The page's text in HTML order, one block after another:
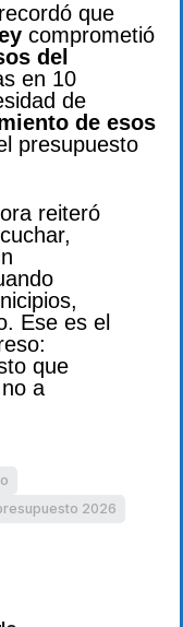
que
comprometió
del
en 10
de
de esos
presupuesto
reiteró
Ese es el
que
a
2026